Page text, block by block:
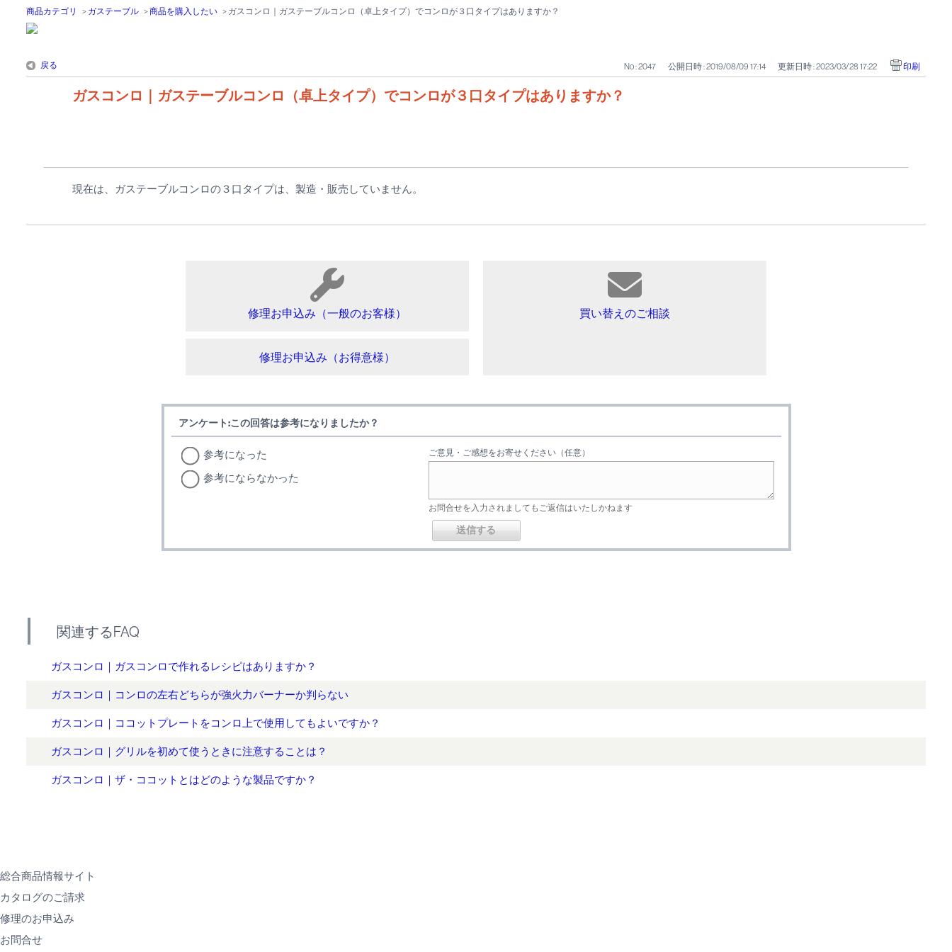
商品カテゴリ > ガステーブル >商品を購入したい > ガスコンロ｜ガステーブルコンロ（卓上タイプ）でコンロが３口タイプはありますか？
戻る No : 2047 公開日時 : 2019/08/09 17:14 更新日時 : 2023/03/28 17:22 印刷
ガスコンロ｜ガステーブルコンロ（卓上タイプ）でコンロが３口タイプはありますか？
現在は、ガステーブルコンロの３口タイプは、製造・販売していません。
修理お申込み（一般のお客様）
修理お申込み（お得意様）
買い替えのご相談
アンケート:この回答は参考になりましたか？
参考になった
参考にならなかった
ご意見・ご感想をお寄せください（任意）
お問合せを入力されましてもご返信はいたしかねます
関連するFAQ
ガスコンロ｜ガスコンロで作れるレシピはありますか？
ガスコンロ｜コンロの左右どちらが強火力バーナーか判らない
ガスコンロ｜ココットプレートをコンロ上で使用してもよいですか？
ガスコンロ｜グリルを初めて使うときに注意することは？
ガスコンロ｜ザ・ココットとはどのような製品ですか？
総合商品情報サイト
カタログのご請求
修理のお申込み
お問合せ